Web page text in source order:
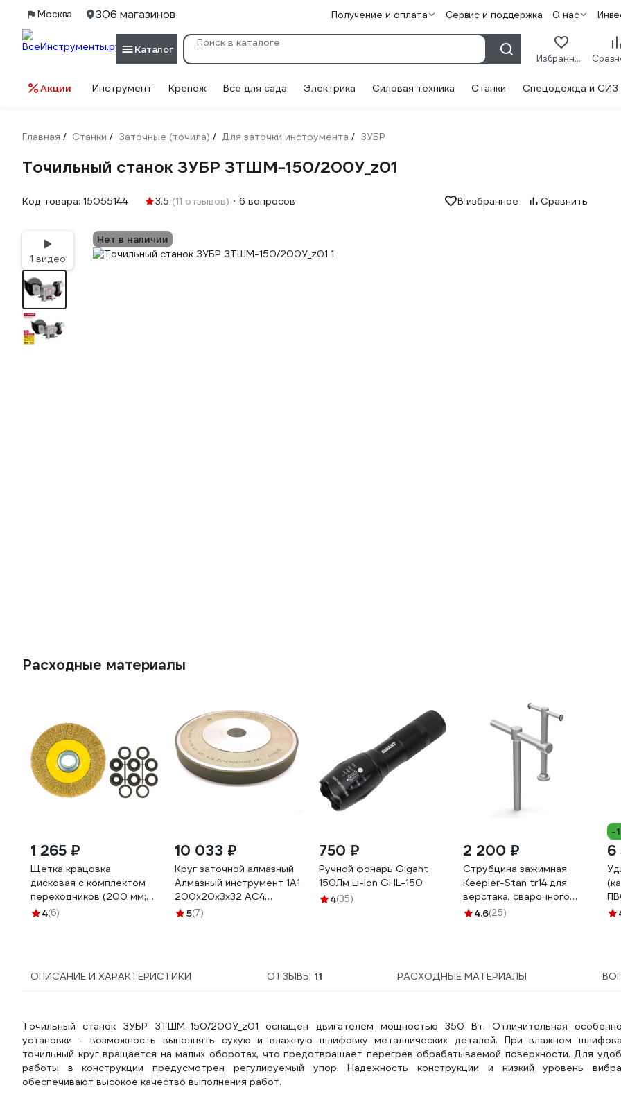
Москва 306 магазинов Получение и оплата Сервис и поддержка О нас
Каталог
Избранное
Акции Инструмент Крепеж Всё для сада Электрика Силовая техника Станки Спецодежда и СИЗ
Главная / Станки / Заточные (точила) / Для заточки инструмента / ЗУБР
Точильный станок ЗУБР ЗТШМ-150/200У_z01
Код товара: 15055144 3.5 (11 отзывов) 6 вопросов В избранное Сравнить
1 видео
Нет в наличии
Расходные материалы
1 265 ₽
Щетка крацовка
дисковая с комплектом
переходников (200 мм;
32 мм) Biber 70980
4(6)
10 033 ₽
Круг заточной алмазный
Алмазный инструмент 1A1
200x20x3х32 AC4
125/100 В2-01
5(7)
750 ₽
Ручной фонарь Gigant
150Лм Li-Ion GHL-150
4(35)
2 200 ₽
Струбцина зажимная
Keepler-Stan tr14 для
верстака, сварочного
стола - 200 мм
4.6(25)
-
6
ОПИСАНИЕ И ХАРАКТЕРИСТИКИ ОТЗЫВЫ 11 РАСХОДНЫЕ МАТЕРИАЛЫ
Точильный станок ЗУБР ЗТШМ-150/200У_z01 оснащен двигателем мощностью 350 Вт. Отличительная
установки - возможность выполнять сухую и влажную шлифовку металлических деталей. При влажном
точильный круг вращается на малых оборотах, что предотвращает перегрев обрабатываемой поверхности. Для
работы в конструкции предусмотрен регулируемый упор. Надежность конструкции и низкий уровень
обеспечивают высокое качество выполнения работ.